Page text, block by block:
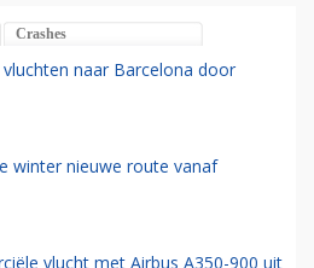
Crashes
naar Barcelona door
winter nieuwe route vanaf
vlucht met Airbus A350-900 uit